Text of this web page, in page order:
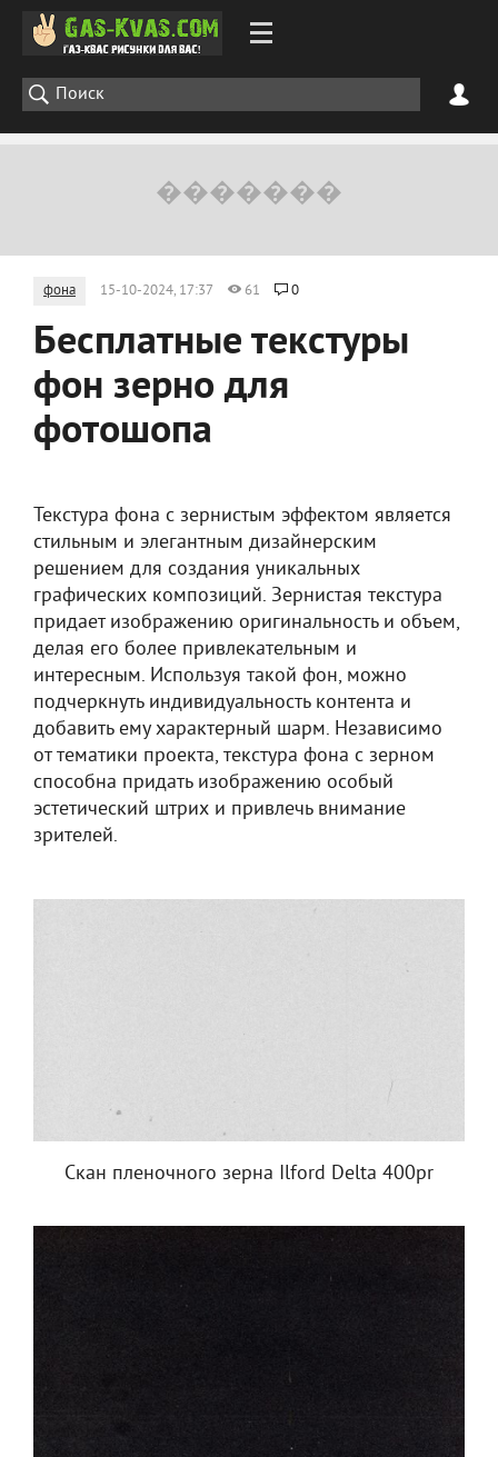
фона 15-10-2024, 17:37 61 0
Бесплатные текстуры
фон зерно для
фотошопа
Текстура фона с зернистым эффектом является
стильным и элегантным дизайнерским
решением для создания уникальных
графических композиций. Зернистая текстура
придает изображению оригинальность и объем,
делая его более привлекательным и
интересным. Используя такой фон, можно
подчеркнуть индивидуальность контента и
добавить ему характерный шарм. Независимо
от тематики проекта, текстура фона с зерном
способна придать изображению особый
эстетический штрих и привлечь внимание
зрителей.
Скан пленочного зерна Ilford Delta 400pr